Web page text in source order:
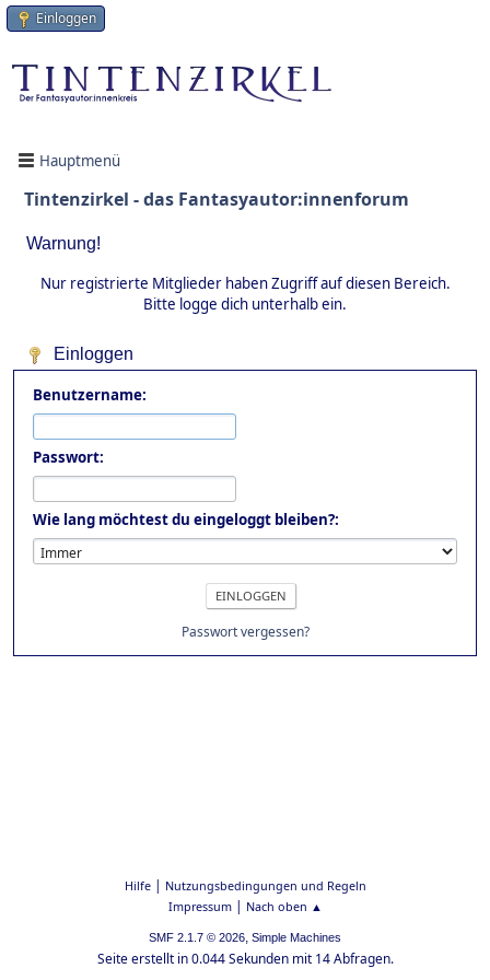
Einloggen
Hauptmenü
Tintenzirkel - das Fantasyautor:innenforum
Warnung!
Nur registrierte Mitglieder haben Zugriff auf diesen Bereich.
Bitte logge dich unterhalb ein.
Einloggen
Benutzername:
Passwort:
Wie lang möchtest du eingeloggt bleiben?:
Passwort vergessen?
Hilfe| Nutzungsbedingungen und Regeln
Impressum| Nach oben ▲
SMF 2.1.7 © 2026, Simple Machines
Seite erstellt in 0.044 Sekunden mit 14 Abfragen.